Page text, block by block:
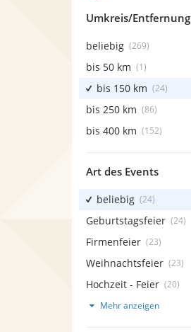
Umkreis/Entfernung
beliebig (269)
bis 50 km (1)
bis 150 km (24)
bis 250 km (86)
bis 400 km (152)
Art des Events
beliebig (24)
Geburtstagsfeier (24)
Firmenfeier (23)
Weihnachtsfeier (23)
Hochzeit - Feier (20)
Mehr anzeigen